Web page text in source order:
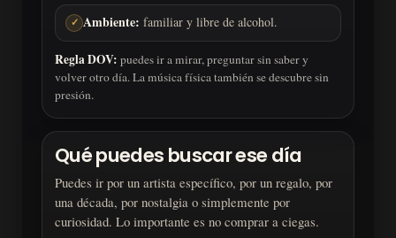
✓ Ambiente: familiar y libre de alcohol.
Regla DOV: puedes ir a mirar, preguntar sin saber y
volver otro día. La música física también se descubre sin
presión.
Qué puedes buscar ese día
Puedes ir por un artista específico, por un regalo, por
una década, por nostalgia o simplemente por
curiosidad. Lo importante es no comprar a ciegas.